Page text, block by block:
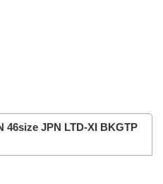
46size JPN LTD-XI BKGTP